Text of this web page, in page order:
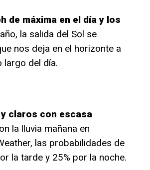
de máxima en el día y los
la salida del Sol se
nos deja en el horizonte a
largo del día.
claros con escasa
la lluvia mañana en
las probabilidades de
la tarde y 25% por la noche.